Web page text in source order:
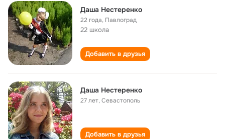
Даша Нестеренко
22 года, Павлоград
22 школа
Добавить в друзья
Даша Нестеренко
27 лет,Севастополь
Добавить в друзья